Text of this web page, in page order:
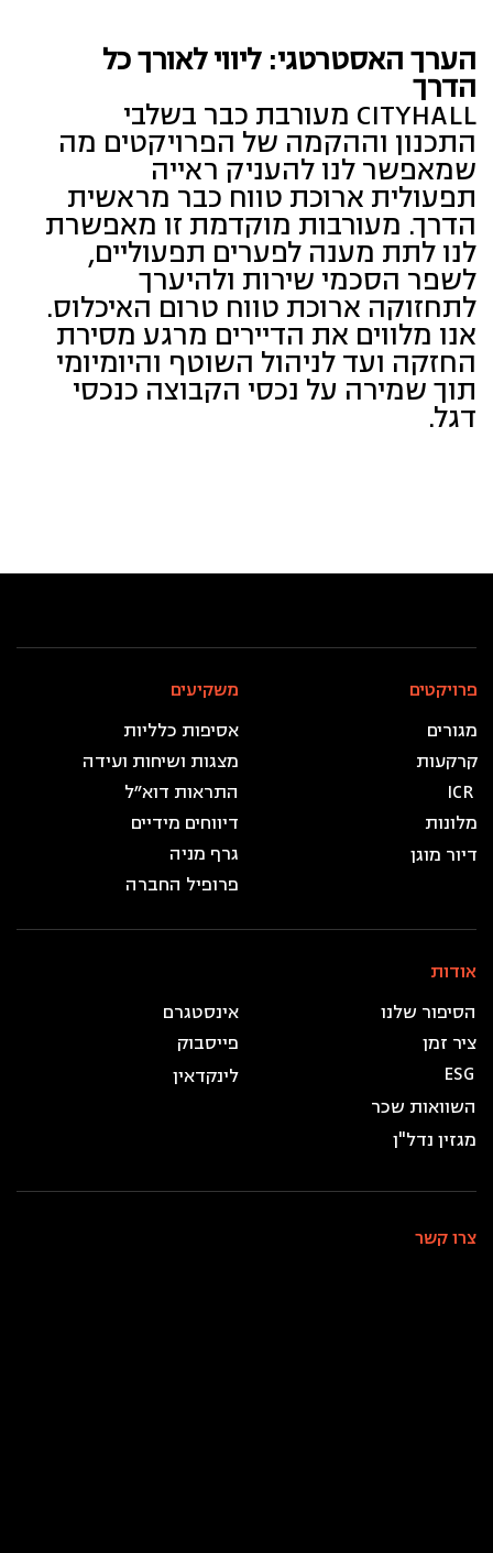
הערך האסטרטגי: ליווי לאורך כל
הדרך
CITYHALL מעורבת כבר בשלבי
התכנון וההקמה של הפרויקטים מה
שמאפשר לנו להעניק ראייה
תפעולית ארוכת טווח כבר מראשית
הדרך. מעורבות מוקדמת זו מאפשרת
לנו לתת מענה לפערים תפעוליים,
לשפר הסכמי שירות ולהיערך
לתחזוקה ארוכת טווח טרום האיכלוס.
אנו מלווים את הדיירים מרגע מסירת
החזקה ועד לניהול השוטף והיומיומי
תוך שמירה על נכסי הקבוצה כנכסי
דגל.
פרויקטים
מגורים
ICR
מלונות
דיור מוגן
משקיעים
אסיפות כלליות
מצגות ושיחות ועידה
התראות דוא״ל
דיווחים מידיים
גרף מניה
פרופיל החברה
אודות
הסיפור שלנו
ציר זמן
ESG
השוואות שכר
מגזין נדל"ן
אינסטגרם
פייסבוק
לינקדאין
צרו קשר